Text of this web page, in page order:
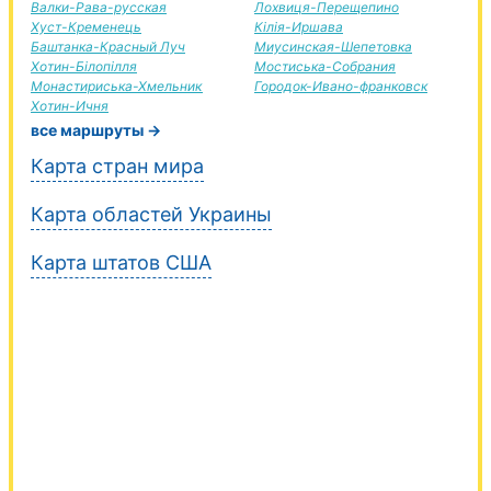
Валки-Рава-русская
Хуст-Кременець
Баштанка-Красный Луч
Хотин-Білопілля
Монастириська-Хмельник
Хотин-Ичня
Лохвиця-Перещепино
Кілія-Иршава
Миусинская-Шепетовка
Мостиська-Собрания
Городок-Ивано-франковск
все маршруты →
Карта стран мира
Карта областей Украины
Карта штатов США